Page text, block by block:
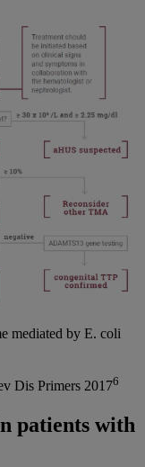
mediated by E. coli
Dis Primers 20176
patients with